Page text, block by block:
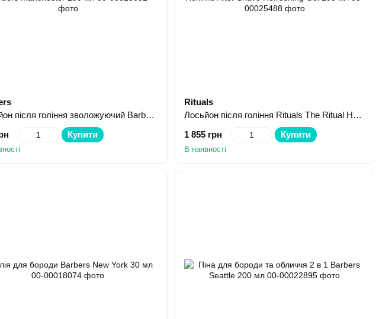
Лосьйон після гоління зволожуючий Barbers Manchester 250 мл
Купити
Rituals
Лосьйон після гоління Rituals The Ritual Homme After Shave Refreshing Gel 100 мл
1 855 грн
Купити
В наявності